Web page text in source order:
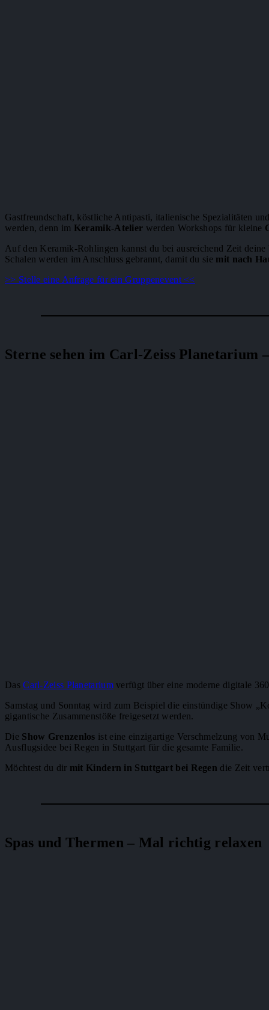
Gastfreundschaft, köstliche Antipasti, italienische Spezialitäten
werden, denn im Keramik-Atelier werden Workshops für kleine
Auf den Keramik-Rohlingen kannst du bei ausreichend Zeit deine
Schalen werden im Anschluss gebrannt, damit du sie mit nach
>> Stelle eine Anfrage für ein Gruppenevent <<
Sterne sehen im Carl-Zeiss
DasCarl-Zeiss Planetariumverfügt über eine moderne digitale
Samstag und Sonntag wird zum Beispiel die einstündige Show
gigantische Zusammenstöße freigesetzt werden.
Die Show Grenzenlos ist eine einzigartige Verschmelzung von
Ausflugsidee bei Regen in Stuttgart für die gesamte Familie.
Möchtest du dir mit Kindern in Stuttgart bei Regen die Zeit
Spas und Thermen – Mal richtig relaxen